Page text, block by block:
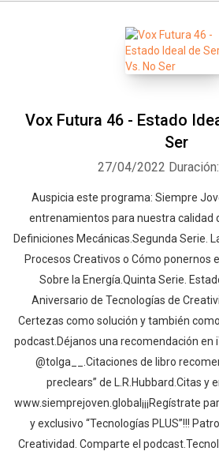
Vox Futura 46 - Estado
Ser
27/04/2022
Auspicia este programa: Siempre
entrenamientos para nuestra calidad
Definiciones Mecánicas.Segunda Serie.
Procesos Creativos o Cómo ponernos
Sobre la Energía.Quinta Serie.
Aniversario de Tecnologías de
Certezas como solución y también
podcast.Déjanos una recomendación en
@tolga__.Citaciones de libro
preclears” de L.R.Hubbard.Citas y
www.siemprejoven.global¡¡¡Regístrate
y exclusivo “Tecnologías PLUS”!!!
Creatividad. Comparte el